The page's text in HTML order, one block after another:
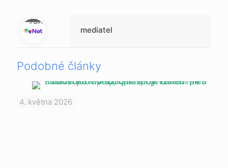
Warning
: Trying to access array offset on null in
/data/1/d/1da9a732-fb3a-4804-a40f-d46885ca54ae/lajk.online/web/wp-content/themes/betheme-child/includes/content-single.php
on line
286
mediatel
Podobné články
4. května 2026